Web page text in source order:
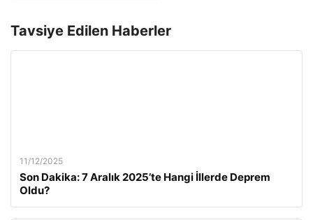
Tavsiye Edilen Haberler
11/12/2025
Son Dakika: 7 Aralık 2025’te Hangi İllerde Deprem
Oldu?